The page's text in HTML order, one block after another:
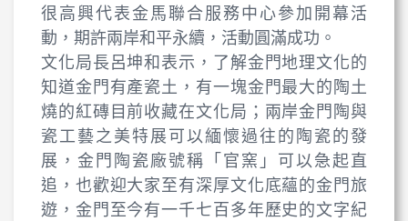
很高興代表金馬聯合服務中心參加開幕活
動，期許兩岸和平永續，活動圓滿成功。
文化局長呂坤和表示，了解金門地理文化的
知道金門有產瓷土，有一塊金門最大的陶土
燒的紅磚目前收藏在文化局；兩岸金門陶與
瓷工藝之美特展可以緬懷過往的陶瓷的發
展，金門陶瓷廠號稱「官窯」可以急起直
追，也歡迎大家至有深厚文化底蘊的金門旅
遊，金門至今有一千七百多年歷史的文字紀